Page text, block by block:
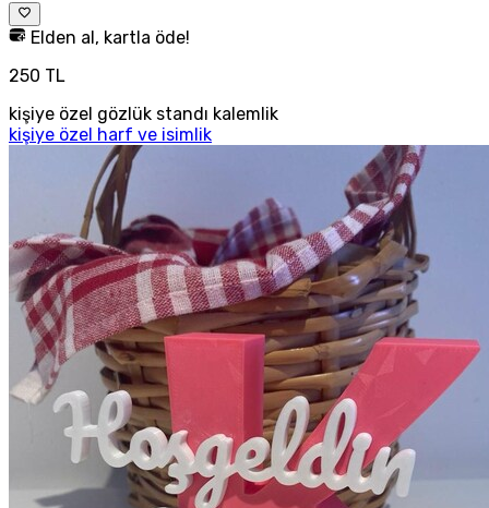
Elden al, kartla öde!
250 TL
kişiye özel gözlük standı kalemlik
kişiye özel harf ve isimlik